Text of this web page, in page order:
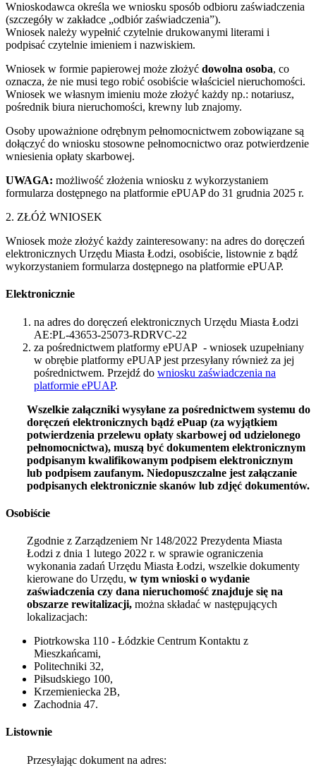
Wnioskodawca określa we wniosku sposób odbioru zaświadczenia
(szczegóły w zakładce „odbiór zaświadczenia”).
Wniosek należy wypełnić czytelnie drukowanymi literami i
podpisać czytelnie imieniem i nazwiskiem.
Wniosek w formie papierowej może złożyć dowolna osoba, co
oznacza, że nie musi tego robić osobiście właściciel nieruchomości.
Wniosek we własnym imieniu może złożyć każdy np.: notariusz,
pośrednik biura nieruchomości, krewny lub znajomy.
Osoby upoważnione odrębnym pełnomocnictwem zobowiązane są
dołączyć do wniosku stosowne pełnomocnictwo oraz potwierdzenie
wniesienia opłaty skarbowej.
UWAGA: możliwość złożenia wniosku z wykorzystaniem
formularza dostępnego na platformie ePUAP do 31 grudnia 2025 r.
2. ZŁÓŻ WNIOSEK
Wniosek może złożyć każdy zainteresowany: na adres do doręczeń
elektronicznych Urzędu Miasta Łodzi, osobiście, listownie z bądź
wykorzystaniem formularza dostępnego na platformie ePUAP.
Elektronicznie
na adres do doręczeń elektronicznych Urzędu Miasta Łodzi
AE:PL-43653-25073-RDRVC-22
za pośrednictwem platformy ePUAP - wniosek uzupełniany
w obrębie platformy ePUAP jest przesyłany również za jej
pośrednictwem. Przejdź do wniosku zaświadczenia na
platformie ePUAP.
Wszelkie załączniki wysyłane za pośrednictwem systemu do
doręczeń elektronicznych bądź ePuap (za wyjątkiem
potwierdzenia przelewu opłaty skarbowej od udzielonego
pełnomocnictwa), muszą być dokumentem elektronicznym
podpisanym kwalifikowanym podpisem elektronicznym
lub podpisem zaufanym. Niedopuszczalne jest załączanie
podpisanych elektronicznie skanów lub zdjęć dokumentów.
Osobiście
Zgodnie z Zarządzeniem Nr 148/2022 Prezydenta Miasta
Łodzi z dnia 1 lutego 2022 r. w sprawie ograniczenia
wykonania zadań Urzędu Miasta Łodzi, wszelkie dokumenty
kierowane do Urzędu, w tym wnioski o wydanie
zaświadczenia czy dana nieruchomość znajduje się na
obszarze rewitalizacji, można składać w następujących
lokalizacjach:
Piotrkowska 110 - Łódzkie Centrum Kontaktu z
Mieszkańcami,
Politechniki 32,
Piłsudskiego 100,
Krzemieniecka 2B,
Zachodnia 47.
Listownie
Przesyłając dokument na adres: